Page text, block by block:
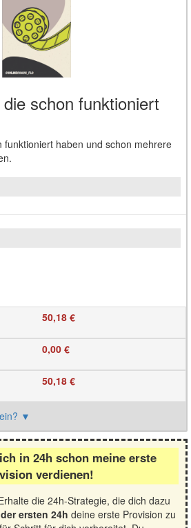
schon funktioniert
funktioniert haben und schon mehrere
50,18 €
0,00 €
50,18 €
▼
in 24h schon meine erste
verdienen!
die 24h-Strategie, die dich dazu
ersten 24h deine erste Provision zu